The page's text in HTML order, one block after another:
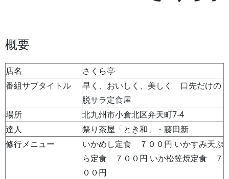
概要
店名
さくら亭
番組サブタイトル
早く、おいしく、美しく 口先だけの
脱サラ定食屋
場所
北九州市小倉北区弁天町7-4
達人
祭り茶屋「とき和」・藤田新
修行メニュー
いかめし定食 ７００円 いかすみ天ぷ
ら定食 ７００円 いか松笠焼定食 ７
００円